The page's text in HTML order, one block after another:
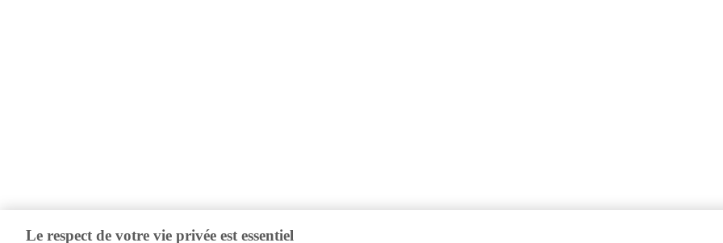
Le respect de votre vie privée est essentiel